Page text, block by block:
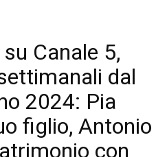
Canale 5,
dal
2024: Pia
figlio, Antonio
con